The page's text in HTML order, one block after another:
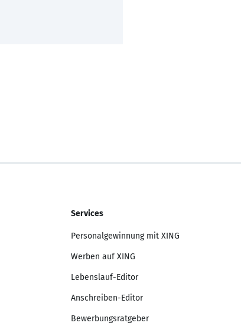
Services
Personalgewinnung mit XING
Werben auf XING
Lebenslauf-Editor
Anschreiben-Editor
Bewerbungsratgeber